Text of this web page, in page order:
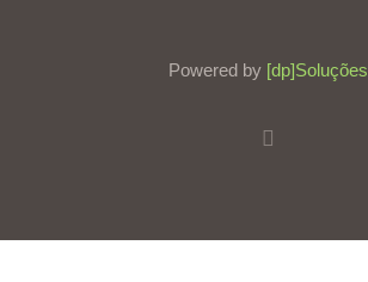
Powered by [dp]Soluções